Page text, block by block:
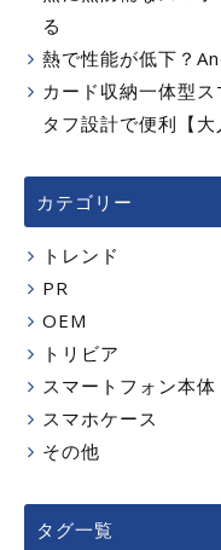
る
熱で性能が低下？
カード収納一体型
タフ設計で便利【大
カテゴリー
トレンド
PR
OEM
トリビア
スマートフォン本体
スマホケース
その他
タグ一覧